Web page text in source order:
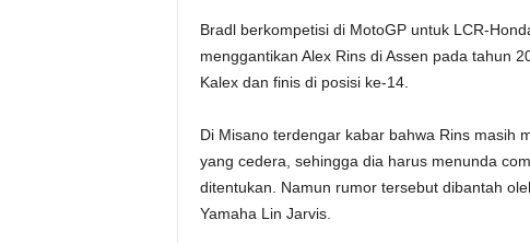
Bradl berkompetisi di MotoGP untuk LCR-
menggantikan Alex Rins di Assen pada tahun
Kalex dan finis di posisi ke-14.
Di Misano terdengar kabar bahwa Rins masih
yang cedera, sehingga dia harus menunda
ditentukan. Namun rumor tersebut dibantah
Yamaha Lin Jarvis.